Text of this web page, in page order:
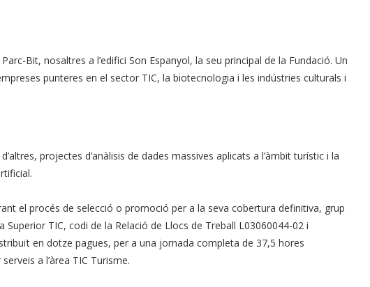
Bit, nosaltres a l’edifici Son Espanyol, la seu principal de la Fundació. Un
punteres en el sector TIC, la biotecnologia i les indústries culturals i
projectes d’anàlisis de dades massives aplicats a l’àmbit turístic i la
el procés de selecció o promoció per a la seva cobertura definitiva, grup
TIC, codi de la Relació de Llocs de Treball L03060044-02 i
en dotze pagues, per a una jornada completa de 37,5 hores
a l’àrea TIC Turisme.